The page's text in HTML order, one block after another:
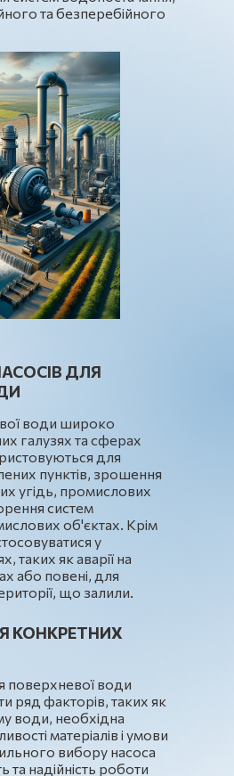
та безперебійного
ДЛЯ
води широко
галузях та сферах
для
пунктів, зрошення
угідь, промислових
систем
об'єктах. Крім
у
таких як аварії на
або повені, для
що залили.
КОНКРЕТНИХ
поверхневої води
ряд факторів, таких як
води, необхідна
матеріалів і умови
вибору насоса
та надійність роботи